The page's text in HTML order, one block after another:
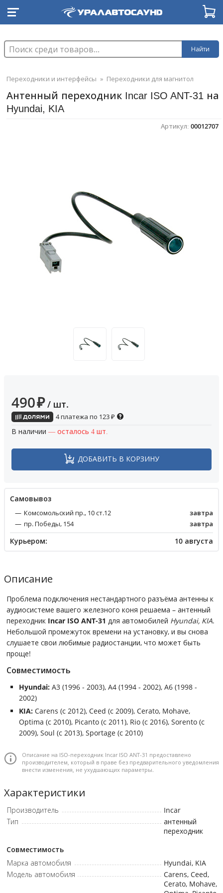
Найти
Переходники и интерфейсы » Переходники для магнитол
Антенный переходник Incar ISO ANT-31 на
Hyundai, KIA
Артикул: 00012707
490₽ / шт.
4 платежа по 123₽
В наличии — осталось 4 шт.
ДОБАВИТЬ В КОРЗИНУ
Cамовывоз
Комсомольский пр., 10 ст.12
завтра
пр. Победы, 154
завтра
Курьером: 10 августа
Описание
Проблема подключения нестандартного разъёма антенны к
аудиосистеме вашего железного коня решаема – антенный
переходник Incar ISO ANT-31 для автомобилей Hyundai, KIA.
Небольшой промежуток времени на установку, и вы снова
слушаете свои любимые радиостанции, что может быть
проще!
Совместимость
Hyundai: A3 (1996 - 2003), A4 (1994 - 2002), A6 (1998 -
2002)
KIA: Carens (с 2012), Ceed (с 2009), Cerato, Mohave,
Optima (с 2010), Picanto (с 2011), Rio (с 2016), Sorento (с
2009), Soul (с 2013), Sportage (с 2010)
Описание на ISO-переходник Incar ISO ANT-31 предоставлено
производителем, который в праве без предварительного уведомления
внести изменения, не ухудшающих параметры.
Характеристики
Производитель
Incar
Тип
антенный
переходник
Совместимость
Марка автомобиля
Hyundai, KIA
Модель автомобиля
Carens, Ceed,
Cerato, Mohave,